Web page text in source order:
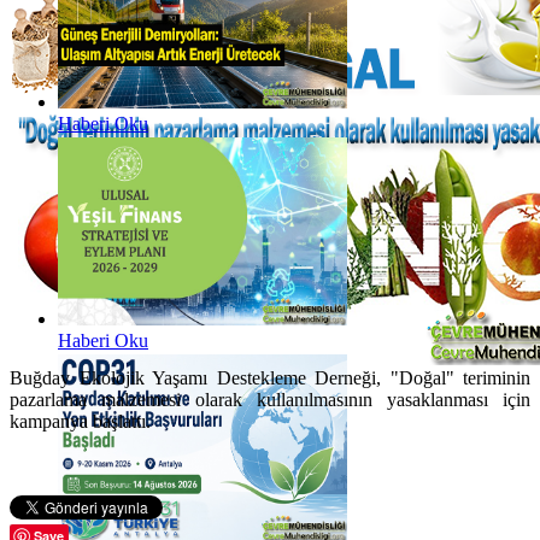
Haberi Oku
Haberi Oku
Buğday Ekolojik Yaşamı Destekleme Derneği, "Doğal" teriminin
pazarlama malzemesi olarak kullanılmasının yasaklanması için
kampanya başlattı.
Save